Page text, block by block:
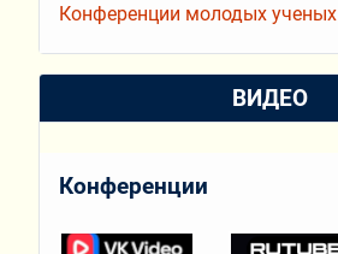
Конференции молодых ученых
ВИДЕО
Конференции